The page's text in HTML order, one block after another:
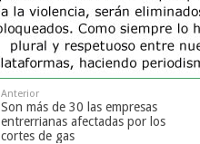
Anterior
Son más de 30 las empresas
entrerrianas afectadas por los
cortes de gas